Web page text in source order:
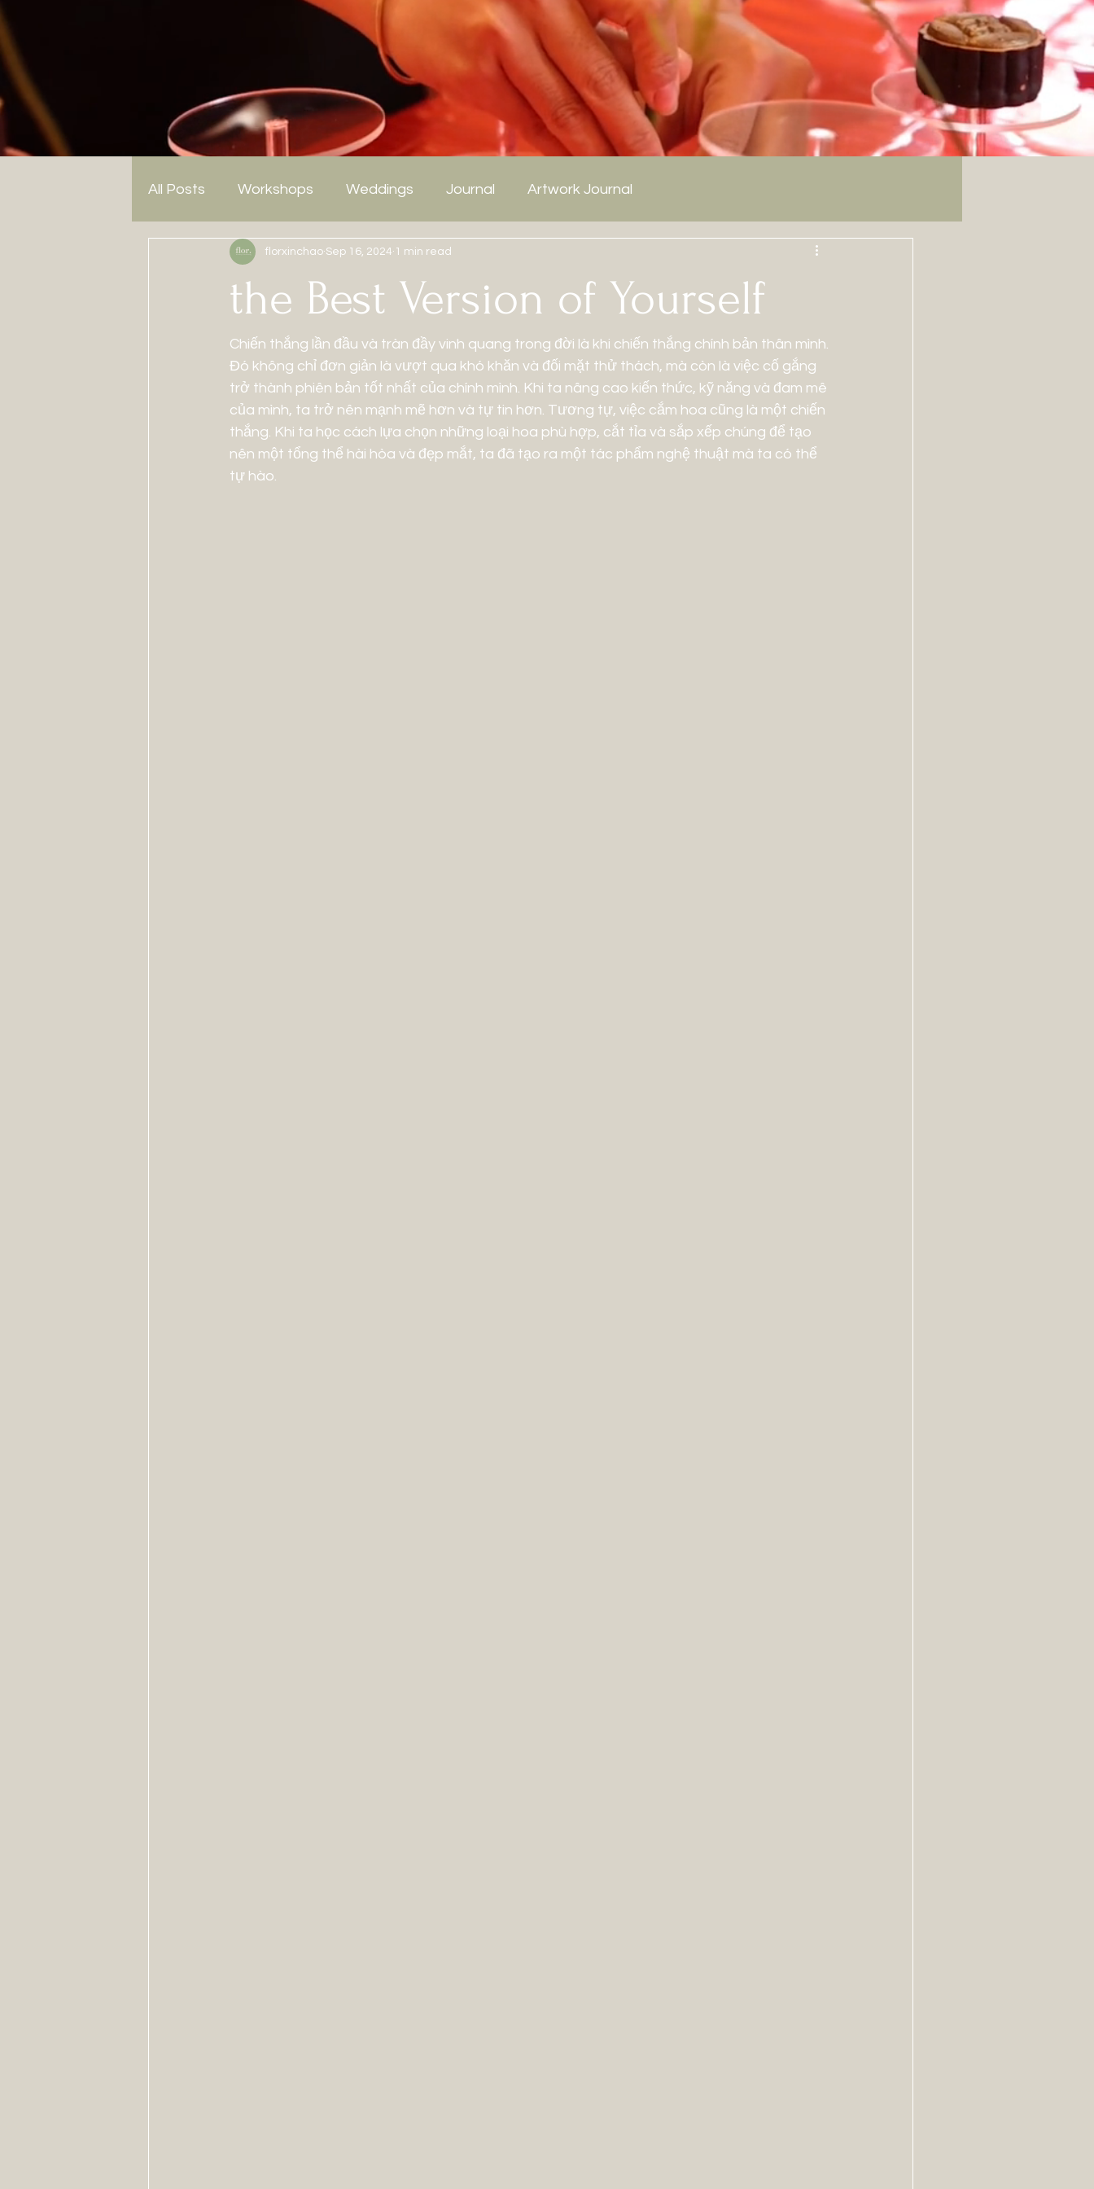
All Posts Workshops Weddings Journal Artwork Journal
the Best Version of Yourself
florxinchao Sep 16, 2024 1 min read
Chiến thắng lần đầu và tràn đầy vinh quang trong đời là khi chiến thắng chính bản thân mình.
Đó không chỉ đơn giản là vượt qua khó khăn và đối mặt thử thách, mà còn là việc cố gắng
trở thành phiên bản tốt nhất của chính mình. Khi ta nâng cao kiến thức, kỹ năng và đam mê
của mình, ta trở nên mạnh mẽ hơn và tự tin hơn. Tương tự, việc cắm hoa cũng là một chiến
thắng. Khi ta học cách lựa chọn những loại hoa phù hợp, cắt tỉa và sắp xếp chúng để tạo
nên một tổng thể hài hòa và đẹp mắt, ta đã tạo ra một tác phẩm nghệ thuật mà ta có thể
tự hào.